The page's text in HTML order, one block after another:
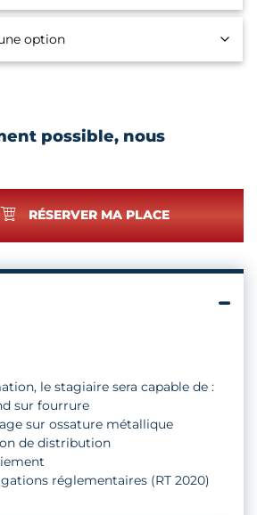
possible, nous
RÉSERVER MA PLACE
le stagiaire sera capable de :
sur fourrure
sur ossature métallique
de distribution
réglementaires (RT 2020)